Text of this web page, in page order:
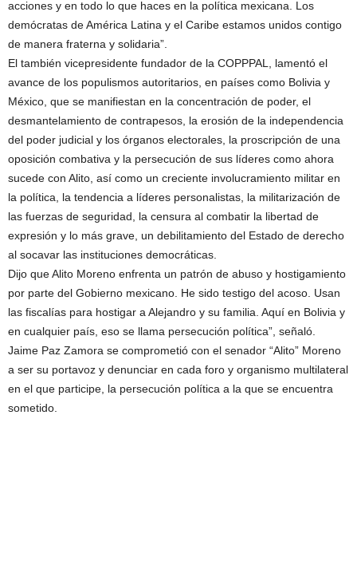
acciones y en todo lo que haces en la política mexicana. Los
demócratas de América Latina y el Caribe estamos unidos contigo
de manera fraterna y solidaria”.
El también vicepresidente fundador de la COPPPAL, lamentó el
avance de los populismos autoritarios, en países como Bolivia y
México, que se manifiestan en la concentración de poder, el
desmantelamiento de contrapesos, la erosión de la independencia
del poder judicial y los órganos electorales, la proscripción de una
oposición combativa y la persecución de sus líderes como ahora
sucede con Alito, así como un creciente involucramiento militar en
la política, la tendencia a líderes personalistas, la militarización de
las fuerzas de seguridad, la censura al combatir la libertad de
expresión y lo más grave, un debilitamiento del Estado de derecho
al socavar las instituciones democráticas.
Dijo que Alito Moreno enfrenta un patrón de abuso y hostigamiento
por parte del Gobierno mexicano. He sido testigo del acoso. Usan
las fiscalías para hostigar a Alejandro y su familia. Aquí en Bolivia y
en cualquier país, eso se llama persecución política”, señaló.
Jaime Paz Zamora se comprometió con el senador “Alito” Moreno
a ser su portavoz y denunciar en cada foro y organismo multilateral
en el que participe, la persecución política a la que se encuentra
sometido.